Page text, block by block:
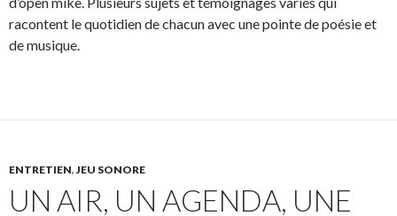
racontent le quotidien de chacun avec une pointe de poésie et
de musique.
ENTRETIEN, JEU SONORE
UN AIR, UN AGENDA, UNE